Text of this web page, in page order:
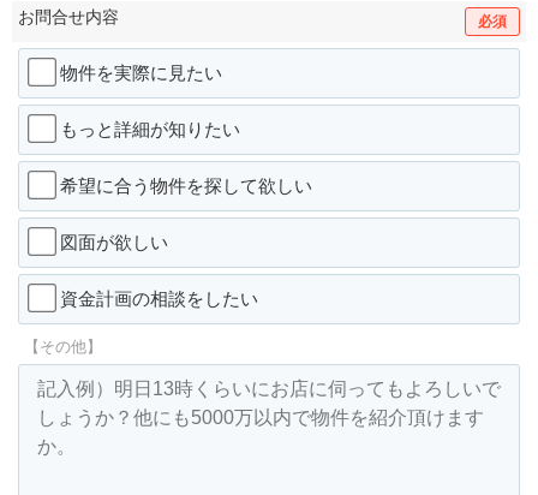
お問合せ内容 必須
物件を実際に見たい
もっと詳細が知りたい
希望に合う物件を探して欲しい
図面が欲しい
資金計画の相談をしたい
【その他】